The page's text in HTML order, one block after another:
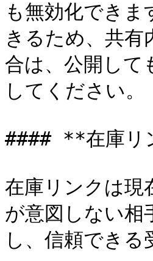
も無効化でき
きるため、共
合は、公開して
してください。
#### **在庫リ
在庫リンクは現
が意図しない相
し、信頼でき